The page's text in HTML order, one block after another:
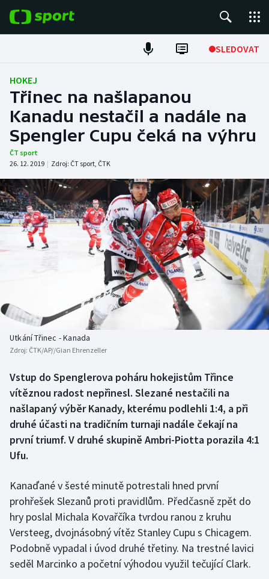
SLEDOVAT
Fotbal
Hokej
Tenis
Atletika
Cyklistika
DALŠÍ SPORTY
Americký fotbal
Biatlon
Box
Curling
Dostihy
Florbal
Golf
Gymnastika
NEPŘEHLÉDNĚTE
Historické návraty
Aplikace ČT sport
HOKEJ
Třinec na našlapanou
Kanadu nestačil a nadále na
Spengler Cupu čeká na výhru
ČT sport
26. 12. 2019 | Zdroj: ČT sport, ČTK
Utkání Třinec - Kanada
Zdroj: ČTK/AP//Gian Ehrenzeller
Vstup do Spenglerova poháru hokejistům Třince
vítěznou radost nepřinesl. Slezané nestačili na
našlapaný výběr Kanady, kterému podlehli 1:4, a při
druhé účasti na tradičním turnaji nadále čekají na
první triumf. V druhé skupině Ambri-Piotta porazila 4:1
Ufu.
Kanaďané v šesté minutě potrestali hned první
prohřešek Slezanů proti pravidlům. Předčasně zpět do
hry poslal Michala Kovařčíka tvrdou ranou z kruhu
Versteeg, dvojnásobný vítěz Stanley Cupu s Chicagem.
Podobně vypadal i úvod druhé třetiny. Na trestné lavici
seděl Marcinko a početní výhodou využil tečující Clark.